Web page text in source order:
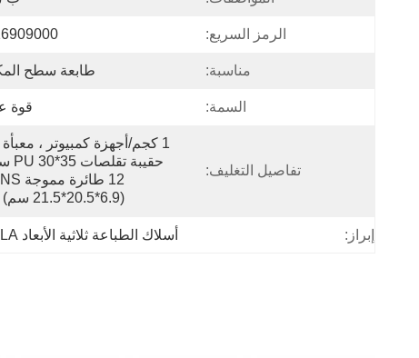
الرمز السريع:
مناسبة: طابعة سطح
السمة: قوة
تفاصيل التغليف:
(21.5*20.5*6.9 سم) في
إبراز: أسلاك الطباعة ثلاثية الأبعاد PLA,أسلاك الطباعة الثلاثية الأبعاد pla plus,الخيط الأحمر pla plus